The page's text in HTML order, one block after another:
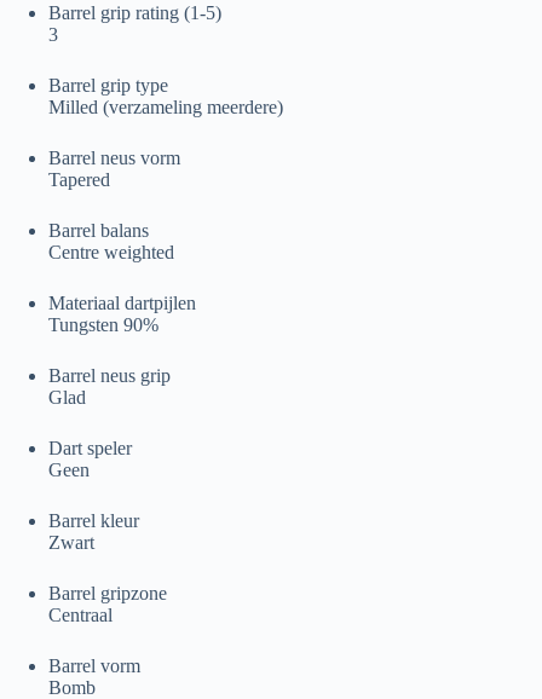
Barrel grip rating (1-5)
3
Barrel grip type
Milled (verzameling meerdere)
Barrel neus vorm
Tapered
Barrel balans
Centre weighted
Materiaal dartpijlen
Tungsten 90%
Barrel neus grip
Glad
Dart speler
Geen
Barrel kleur
Zwart
Barrel gripzone
Centraal
Barrel vorm
Bomb